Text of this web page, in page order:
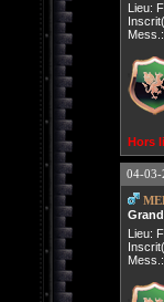
Lieu:
Hors
04-03-
Lieu: